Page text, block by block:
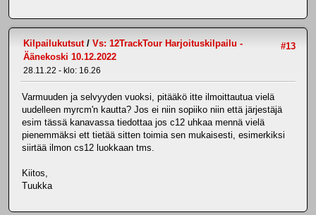
#13
Kilpailukutsut/ Vs: 12TrackTour Harjoituskilpailu -
Äänekoski 10.12.2022
28.11.22 - klo: 16.26
Varmuuden ja selvyyden vuoksi, pitääkö itte ilmoittautua vielä
uudelleen myrcm'n kautta? Jos ei niin sopiiko niin että järjestäjä
esim tässä kanavassa tiedottaa jos c12 uhkaa mennä vielä
pienemmäksi ett tietää sitten toimia sen mukaisesti, esimerkiksi
siirtää ilmon cs12 luokkaan tms.
Kiitos,
Tuukka